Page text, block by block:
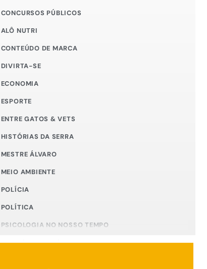
CONCURSOS PÚBLICOS
ALÔ NUTRI
CONTEÚDO DE MARCA
DIVIRTA-SE
ECONOMIA
ESPORTE
ENTRE GATOS & VETS
HISTÓRIAS DA SERRA
MESTRE ÁLVARO
MEIO AMBIENTE
POLÍCIA
POLÍTICA
PSICOLOGIA NO NOSSO TEMPO
PUBLICIDADE LEGAL